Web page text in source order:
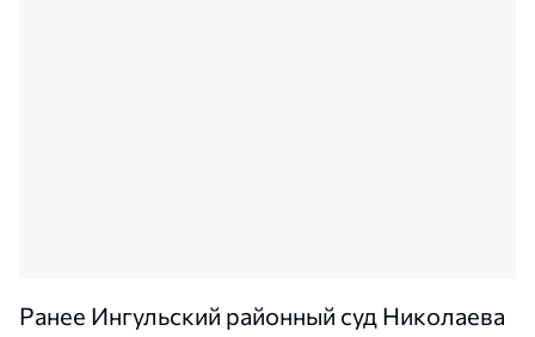
Ранее Ингульский районный суд Николаева